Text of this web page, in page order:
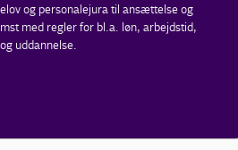
og personalejura til ansættelse og
med regler for bl.a. løn, arbejdstid,
uddannelse.